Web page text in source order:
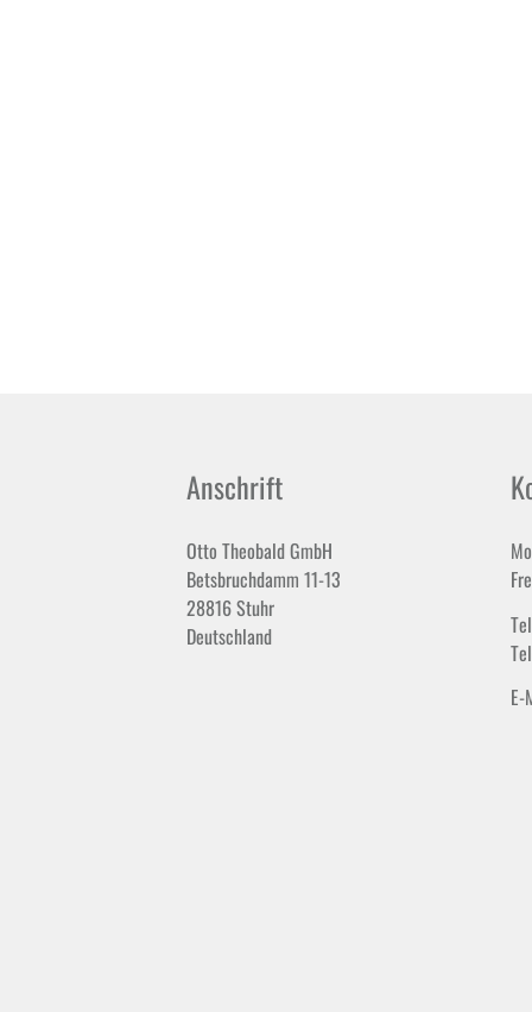
Anschrift
Otto Theobald GmbH
Betsbruchdamm 11-13
28816 Stuhr
Deutschland